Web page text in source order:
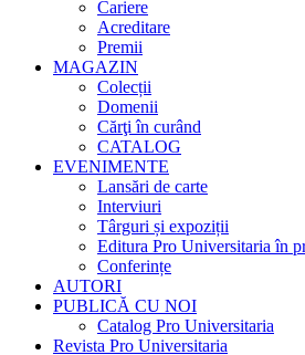
Cariere
Acreditare
Premii
MAGAZIN
Colecții
Domenii
Cărţi în curând
CATALOG
EVENIMENTE
Lansări de carte
Interviuri
Târguri și expoziții
Editura Pro Universitaria în
Conferințe
AUTORI
PUBLICĂ CU NOI
Catalog Pro Universitaria
Revista Pro Universitaria